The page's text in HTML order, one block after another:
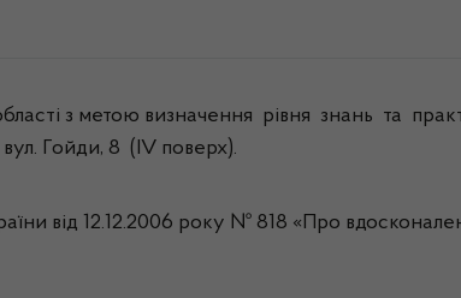
з метою визначення рівня знань та
Гойди, 8 (IV поверх).
від 12.12.2006 року № 818 «Про